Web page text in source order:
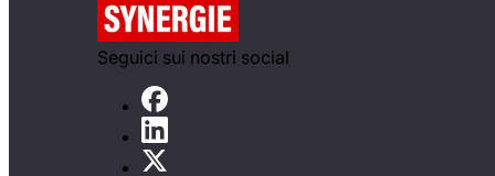
Seguici sui nostri social